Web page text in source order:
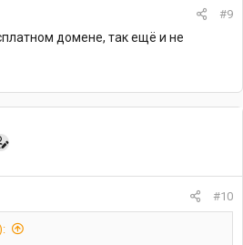
#9
домене, так ещё и не
#10